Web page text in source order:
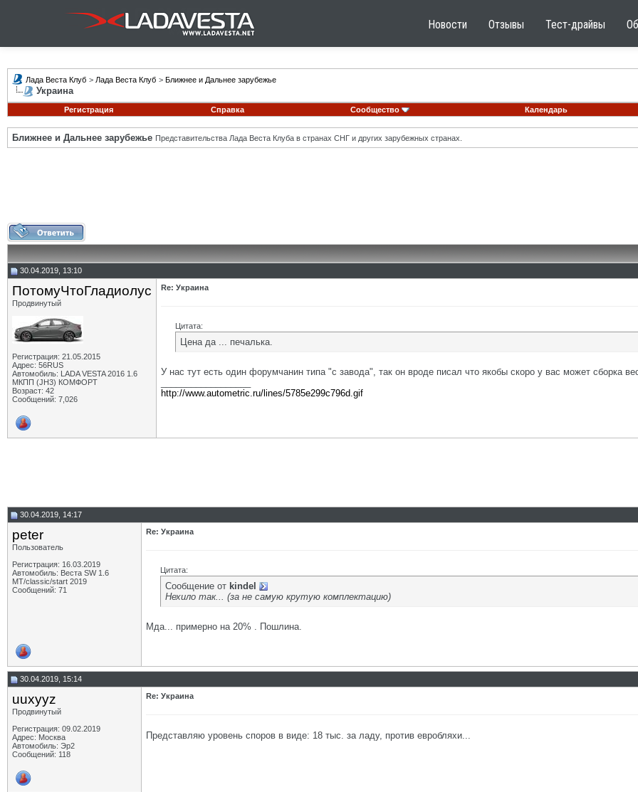
Новости Отзывы Тест-драйвы
Лада Веста Клуб > Лада Веста Клуб > Ближнее и Дальнее зарубежье
Украина
Регистрация Справка Сообщество Календарь
Ближнее и Дальнее зарубежье Представительства Лада Веста Клуба в странах СНГ и других зарубежных странах.
30.04.2019, 13:10
ПотомуЧтоГладиолус
Продвинутый
Регистрация: 21.05.2015
Адрес: 56RUS
Автомобиль: LADA VESTA 2016 1.6
МКПП (JH3) КОМФОРТ
Возраст: 42
Сообщений: 7,026
Re: Украина
Цитата:
Цена да ... печалька.
У нас тут есть один форумчанин типа "с завода", так он вроде писал что якобы скоро у вас может сборка
http://www.autometric.ru/lines/5785e299c796d.gif
30.04.2019, 14:17
peter
Пользователь
Регистрация: 16.03.2019
Автомобиль: Веста SW 1.6
МТ/classic/start 2019
Сообщений: 71
Re: Украина
Цитата:
Сообщение от kindel
Нехило так... (за не самую крутую комплектацию)
Мда... примерно на 20% . Пошлина.
30.04.2019, 15:14
uuxyyz
Продвинутый
Регистрация: 09.02.2019
Адрес: Москва
Автомобиль: Эр2
Сообщений: 118
Re: Украина
Представляю уровень споров в виде: 18 тыс. за ладу, против евробляхи...